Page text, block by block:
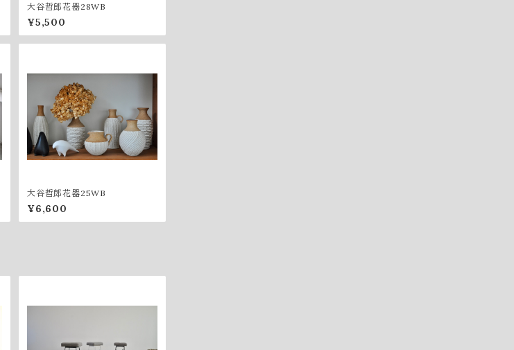
大谷哲郎花器28WB
¥5,500
大谷哲郎花器25WB
¥6,600